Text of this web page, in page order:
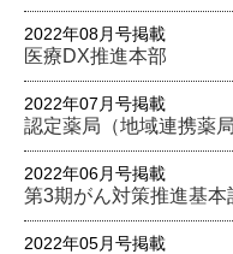
2022年08月号掲載
医療DX推進本部
2022年07月号掲載
認定薬局（地域連携薬
2022年06月号掲載
第3期がん対策推進基本
2022年05月号掲載